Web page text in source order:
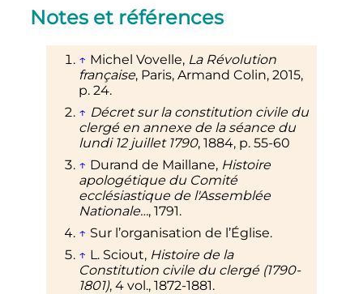
Notes et références
↑ Michel Vovelle, La Révolution
française, Paris, Armand Colin, 2015,
p. 24.
↑ Décret sur la constitution civile du
clergé en annexe de la séance du
lundi 12 juillet 1790, 1884, p. 55-60
↑ Durand de Maillane, Histoire
apologétique du Comité
ecclésiastique de l'Assemblée
Nationale…, 1791.
↑ Sur l’organisation de l’Église.
↑ L. Sciout, Histoire de la
Constitution civile du clergé (1790-
1801), 4 vol., 1872-1881.